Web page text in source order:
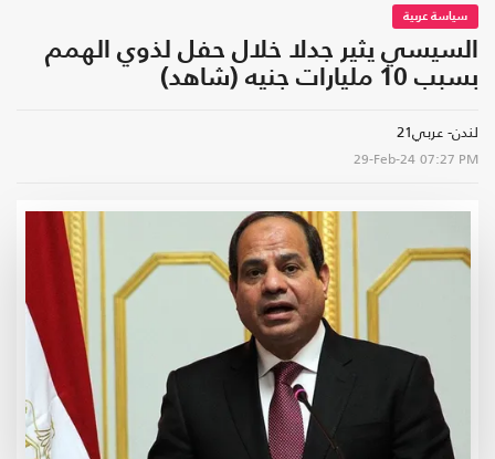
سياسة عربية
السيسي يثير جدلا خلال حفل لذوي الهمم
بسبب 10 مليارات جنيه (شاهد)
لندن- عربي21
29-Feb-24 07:27 PM